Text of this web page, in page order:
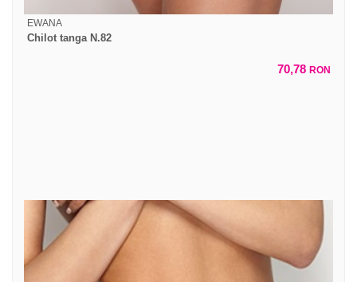
EWANA
Chilot tanga N.82
70,78 RON